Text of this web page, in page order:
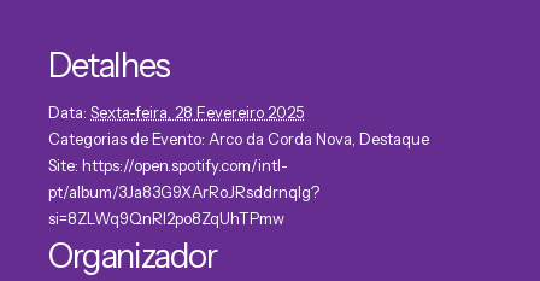
Detalhes
Data: Sexta-feira, 28 Fevereiro 2025
Categorias de Evento: Arco da Corda Nova Destaque
Site: https://open.spotify.com/intl-
pt/album/3Ja83G9XArRoJRsddrnqIg?
si=8ZLWq9QnRI2po8ZqUhTPmw
Organizador